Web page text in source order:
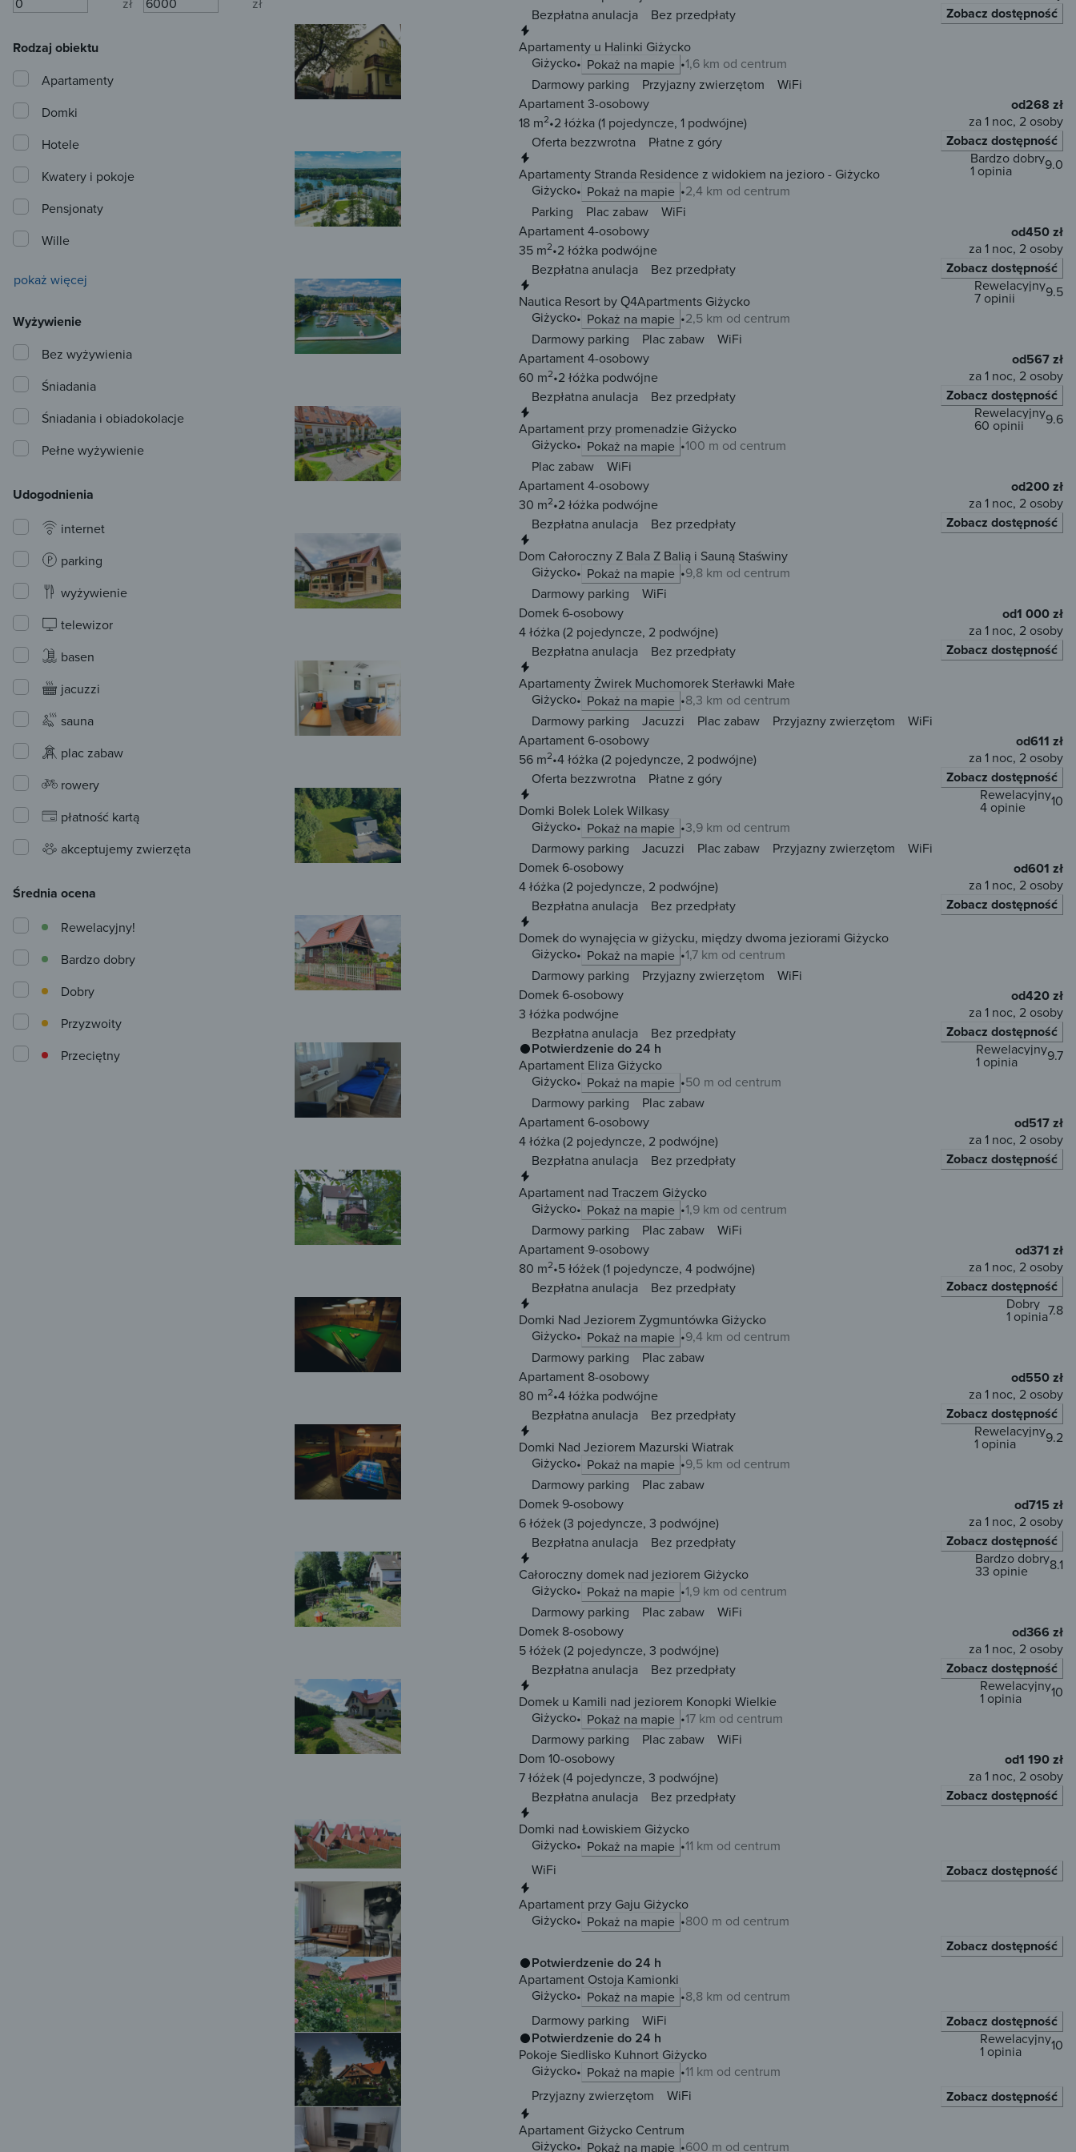
Bezpłatna anulacja
Bez przedpłaty
Zobacz dostępność
Apartamenty u Halinki Giżycko
Giżycko
Pokaż na mapie
1,6 km od centrum
Darmowy parking
Przyjazny zwierzętom
WiFi
Apartament 3-osobowy
18 m2 2 łóżka(1 pojedyncze, 1 podwójne)
Oferta bezzwrotna
Płatne z góry
od268 zł
za 1 noc, 2 osoby
Zobacz dostępność
Apartamenty Stranda Residence z widokiem na jezioro - Giżycko
Giżycko
Pokaż na mapie 2,4 km od centrum
9.0
Bardzo dobry
1 opinia
Parking Plac zabaw
WiFi
Apartament 4-osobowy
35 m2 2 łóżka podwójne
Bezpłatna anulacja
Bez przedpłaty
od450 zł
za 1 noc, 2 osoby
Zobacz dostępność
Nautica Resort by Q4Apartments Giżycko
Giżycko
Pokaż na mapie 2,5 km od centrum
9.5
Rewelacyjny
7 opinii
Darmowy parking Plac zabaw
WiFi
Apartament 4-osobowy
60 m2 2 łóżka podwójne
Bezpłatna anulacja
Bez przedpłaty
od567 zł
za 1 noc, 2 osoby
Zobacz dostępność
Apartament przy promenadzie Giżycko
Giżycko
Pokaż na mapie 100 m od centrum
9.6
Rewelacyjny
60 opinii
Plac zabaw
WiFi
Apartament 4-osobowy
30 m2 2 łóżka podwójne
Bezpłatna anulacja
Bez przedpłaty
od200 zł
za 1 noc, 2 osoby
Zobacz dostępność
Dom Całoroczny Z Bala Z Balią i Sauną Staświny
Giżycko
Pokaż na mapie
9,8 km od centrum
Darmowy parking
WiFi
Domek 6-osobowy
4 łóżka(2 pojedyncze, 2 podwójne)
Bezpłatna anulacja
Bez przedpłaty
od1 000 zł
za 1 noc, 2 osoby
Zobacz dostępność
Apartamenty Żwirek Muchomorek Sterławki Małe
Giżycko
Pokaż na mapie
8,3 km od centrum
Darmowy parking
Jacuzzi Plac zabaw Przyjazny zwierzętom
WiFi
Apartament 6-osobowy
56 m2 4 łóżka(2 pojedyncze, 2 podwójne)
Oferta bezzwrotna
Płatne z góry
od611 zł
za 1 noc, 2 osoby
Zobacz dostępność
Domki Bolek Lolek Wilkasy
Giżycko
Pokaż na mapie 3,9 km od centrum
10
Rewelacyjny
4 opinie
Darmowy parking Jacuzzi Plac zabaw Przyjazny zwierzętom
WiFi
Domek 6-osobowy
4 łóżka(2 pojedyncze, 2 podwójne)
Bezpłatna anulacja
Bez przedpłaty
od601 zł
za 1 noc, 2 osoby
Zobacz dostępność
Domek do wynajęcia w giżycku, między dwoma jeziorami Giżycko
Giżycko
Pokaż na mapie
1,7 km od centrum
Darmowy parking
Przyjazny zwierzętom
WiFi
Domek 6-osobowy
3 łóżka podwójne
Bezpłatna anulacja
Bez przedpłaty
od420 zł
za 1 noc, 2 osoby
Zobacz dostępność
Potwierdzenie do 24 h
Apartament Eliza Giżycko
Giżycko
Pokaż na mapie 50 m od centrum
9.7
Rewelacyjny
1 opinia
Darmowy parking
Plac zabaw
Apartament 6-osobowy
4 łóżka(2 pojedyncze, 2 podwójne)
Bezpłatna anulacja
Bez przedpłaty
od517 zł
za 1 noc, 2 osoby
Zobacz dostępność
Apartament nad Traczem Giżycko
Giżycko
Pokaż na mapie
1,9 km od centrum
Darmowy parking
Plac zabaw
WiFi
Apartament 9-osobowy
80 m2 5 łóżek(1 pojedyncze, 4 podwójne)
Bezpłatna anulacja
Bez przedpłaty
od371 zł
za 1 noc, 2 osoby
Zobacz dostępność
Domki Nad Jeziorem Zygmuntówka Giżycko
Giżycko
Pokaż na mapie 9,4 km od centrum
7.8
Dobry
1 opinia
Darmowy parking
Plac zabaw
Apartament 8-osobowy
80 m2 4 łóżka podwójne
Bezpłatna anulacja
Bez przedpłaty
od550 zł
za 1 noc, 2 osoby
Zobacz dostępność
Domki Nad Jeziorem Mazurski Wiatrak
Giżycko
Pokaż na mapie 9,5 km od centrum
9.2
Rewelacyjny
1 opinia
Darmowy parking
Plac zabaw
Domek 9-osobowy
6 łóżek(3 pojedyncze, 3 podwójne)
Bezpłatna anulacja
Bez przedpłaty
od715 zł
za 1 noc, 2 osoby
Zobacz dostępność
Całoroczny domek nad jeziorem Giżycko
Giżycko
Pokaż na mapie 1,9 km od centrum
8.1
Bardzo dobry
33 opinie
Darmowy parking Plac zabaw
WiFi
Domek 8-osobowy
5 łóżek(2 pojedyncze, 3 podwójne)
Bezpłatna anulacja
Bez przedpłaty
od366 zł
za 1 noc, 2 osoby
Zobacz dostępność
Domek u Kamili nad jeziorem Konopki Wielkie
Giżycko
Pokaż na mapie 17 km od centrum
10
Rewelacyjny
1 opinia
Darmowy parking Plac zabaw
WiFi
Dom 10-osobowy
7 łóżek(4 pojedyncze, 3 podwójne)
Bezpłatna anulacja
Bez przedpłaty
od1 190 zł
za 1 noc, 2 osoby
Zobacz dostępność
Domki nad Łowiskiem Giżycko
Giżycko
Pokaż na mapie
11 km od centrum
WiFi
Zobacz dostępność
Apartament przy Gaju Giżycko
Giżycko
Pokaż na mapie 800 m od centrum
Zobacz dostępność
Potwierdzenie do 24 h
Apartament Ostoja Kamionki
Giżycko
Pokaż na mapie
8,8 km od centrum
Darmowy parking
WiFi
Zobacz dostępność
Potwierdzenie do 24 h
Pokoje Siedlisko Kuhnort Giżycko
Giżycko
Pokaż na mapie 11 km od centrum
10
Rewelacyjny
1 opinia
Przyjazny zwierzętom WiFi
Zobacz dostępność
Apartament Giżycko Centrum
Giżycko
Pokaż na mapie 600 m od centrum
Rodzaj obiektu
Apartamenty
Domki
Hotele
Kwatery i pokoje
Pensjonaty
Wille
pokaż więcej
Wyżywienie
Bez wyżywienia
Śniadania
Śniadania i obiadokolacje
Pełne wyżywienie
Udogodnienia
internet
parking
wyżywienie
telewizor
basen
jacuzzi
sauna
plac zabaw
rowery
płatność kartą
akceptujemy zwierzęta
Średnia ocena
Przeciętny
Przyzwoity
Dobry
Bardzo dobry
Rewelacyjny!